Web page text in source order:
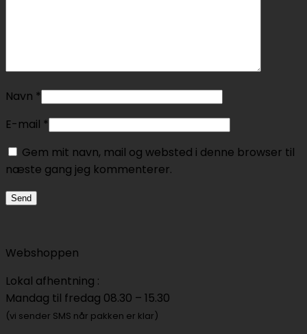
Navn *
E-mail *
Gem mit navn, mail og websted i denne browser til
næste gang jeg kommenterer.
Webshoppen
Lokal afhentning :
Mandag til fredag 08.30 – 15.30
(vi sender SMS når pakken er klar)